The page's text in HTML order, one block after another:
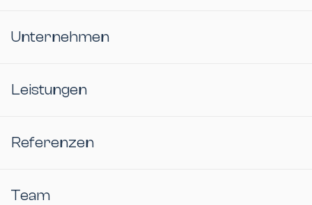
Unternehmen
Leistungen
Referenzen
Team